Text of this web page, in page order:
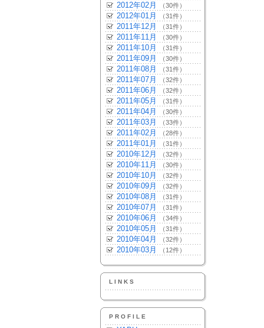
2012年02月 （30件）
2012年01月 （31件）
2011年12月 （31件）
2011年11月 （30件）
2011年10月 （31件）
2011年09月 （30件）
2011年08月 （31件）
2011年07月 （32件）
2011年06月 （32件）
2011年05月 （31件）
2011年04月 （30件）
2011年03月 （33件）
2011年02月 （28件）
2011年01月 （31件）
2010年12月 （32件）
2010年11月 （30件）
2010年10月 （32件）
2010年09月 （32件）
2010年08月 （31件）
2010年07月 （31件）
2010年06月 （34件）
2010年05月 （31件）
2010年04月 （32件）
2010年03月 （12件）
LINKS
PROFILE